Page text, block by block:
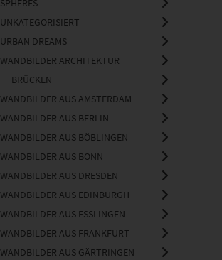
SPHERES
UNKATEGORISIERT
URBAN DREAMS
WANDBILDER ARCHITEKTUR
BRÜCKEN
WANDBILDER AUS AMSTERDAM
WANDBILDER AUS BERLIN
WANDBILDER AUS BÖBLINGEN
WANDBILDER AUS BONN
WANDBILDER AUS DRESDEN
WANDBILDER AUS EDINBURGH
WANDBILDER AUS ESSLINGEN
WANDBILDER AUS FRANKFURT
WANDBILDER AUS GÄRTRINGEN